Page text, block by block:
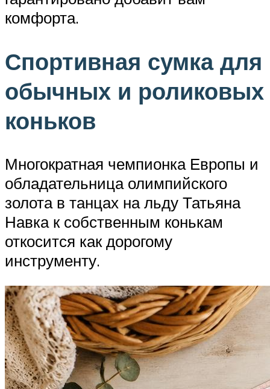
комфорта.
Спортивная сумка для
обычных и роликовых
коньков
Многократная чемпионка Европы и
обладательница олимпийского
золота в танцах на льду Татьяна
Навка к собственным конькам
откосится как дорогому
инструменту.